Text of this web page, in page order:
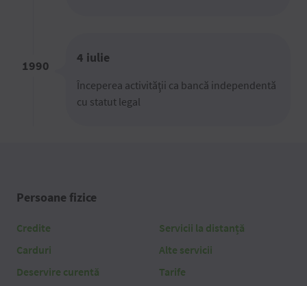
4 iulie
Începerea activităţii ca bancă independentă
cu statut legal
1990
Persoane fizice
Credite
Carduri
Deservire curentă
Servicii la distanță
Alte servicii
Tarife